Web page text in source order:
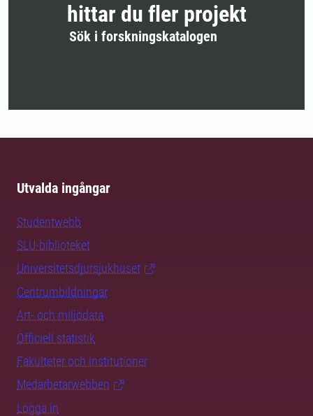
hittar du fler projekt
Sök i forskningskatalogen
Utvalda ingångar
Studentwebb
SLU-biblioteket
Universitetsdjursjukhuset
Centrumbildningar
Art- och miljödata
Officiell statistik
Fakulteter och institutioner
Medarbetarwebben
Logga in